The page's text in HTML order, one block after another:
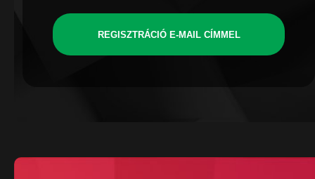
REGISZTRÁCIÓ E-MAIL CÍMMEL